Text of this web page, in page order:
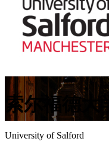
索尔福德大
University of Salford